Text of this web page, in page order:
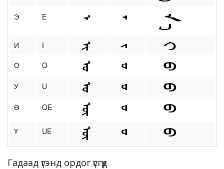
Э E
И
I
О
O
У U
Ө OE
Ү UE
Гадаад үгэнд ордог үсгүүд